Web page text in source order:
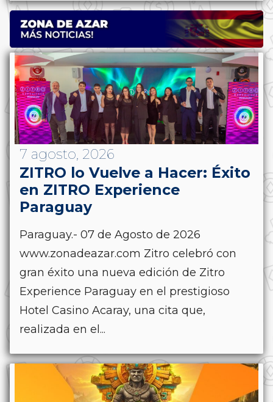
7 agosto, 2026
ZITRO lo Vuelve a Hacer: Éxito
en ZITRO Experience
Paraguay
Paraguay.- 07 de Agosto de 2026
www.zonadeazar.com Zitro celebró con
gran éxito una nueva edición de Zitro
Experience Paraguay en el prestigioso
Hotel Casino Acaray, una cita que,
realizada en el...